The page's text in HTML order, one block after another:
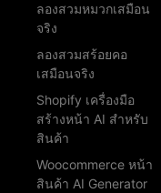
ลองสวมหมวกเสมือน
จริง
ลองสวมสร้อยคอ
เสมือนจริง
Shopify เครื่องมือ
สร้างหน้า AI สำหรับ
สินค้า
Woocommerce หน้า
สินค้า AI Generator